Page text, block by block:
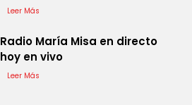
Leer Más
Radio María Misa en directo
hoy en vivo
Leer Más